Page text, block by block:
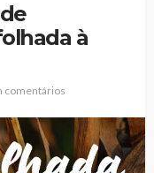
à
comentários